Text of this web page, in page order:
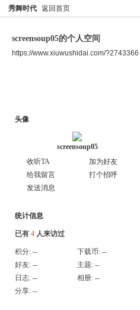
秀舞时代 返回首页
screensoup05的个人空间
https://www.xiuwushidai.com/?2743366
头像
screensoup05
收听TA
加为好友
给我留言
打个招呼
发送消息
统计信息
已有 4 人来访过
积分: -- 下载币: --
好友: -- 主题: --
日志: -- 相册: --
分享: --